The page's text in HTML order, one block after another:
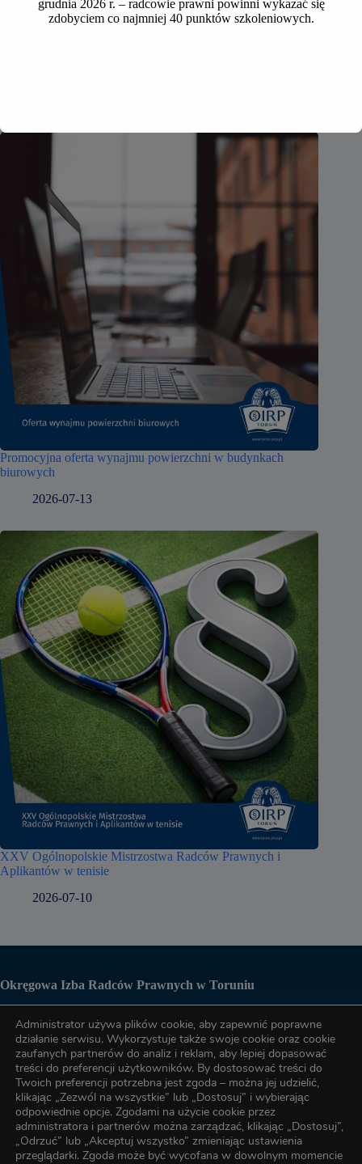
Promocyjna oferta wynajmu powierzchni w budynkach
biurowych
2026-07-13
XXV Ogólnopolskie Mistrzostwa Radców Prawnych i
Aplikantów w tenisie
2026-07-10
Okręgowa Izba Radców Prawnych w Toruniu
Biuro OIRP
tel. (56) 622-89-17
tel. (56) 622-89-17
Administrator używa plików cookie, aby zapewnić poprawne
działanie serwisu. Wykorzystuje także swoje cookie oraz cookie
zaufanych partnerów do analiz i reklam, aby lepiej dopasować
treści do preferencji użytkowników. By dostosować treści do
Twoich preferencji potrzebna jest zgoda – można jej udzielić,
klikając „Zezwól na wszystkie” lub „Dostosuj” i wybierając
odpowiednie opcje. Zgodami na użycie cookie przez
administratora i partnerów można zarządzać, klikając „Dostosuj”,
„Odrzuć” lub „Akceptuj wszystko” zmieniając ustawienia
przeglądarki. Zgoda może być wycofana w dowolnym momencie
grudnia 2026 r. – radcowie prawni powinni wykazać się
zdobyciem co najmniej 40 punktów szkoleniowych.